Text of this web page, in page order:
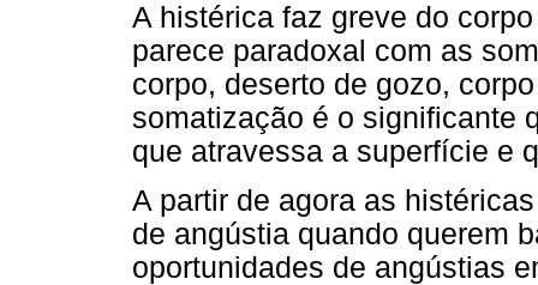
A histérica faz greve do
parece paradoxal com as
corpo, deserto de gozo,
somatização é o significante
que atravessa a superfície e
A partir de agora as
de angústia quando querem
oportunidades de angústias